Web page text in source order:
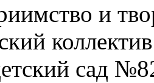
и
сад